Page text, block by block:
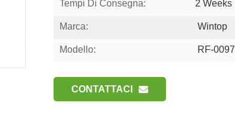
Tempi Di Consegna: 2 Weeks
Marca: Wintop
Modello: RF-0097
CONTATTACI